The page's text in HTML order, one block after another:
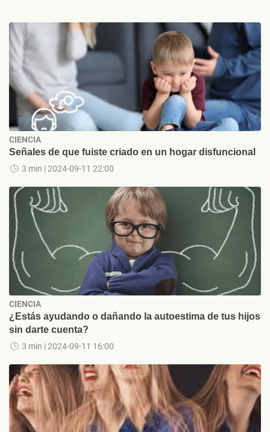
CIENCIA
Señales de que fuiste criado en un hogar disfuncional
3 min | 2024-09-11 22:00
CIENCIA
¿Estás ayudando o dañando la autoestima de tus hijos
sin darte cuenta?
3 min | 2024-09-11 16:00